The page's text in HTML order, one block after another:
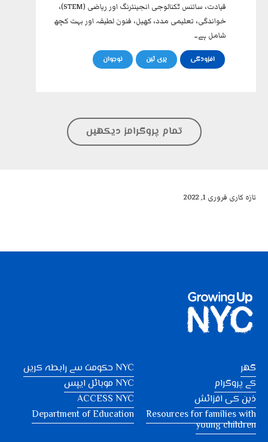
قیادت، سائنس ٹکنالوجی انجینئرنگ اور ریاضی (STEM)،
خواندگی، تعلیمی مدد، کھیل، فنون لطیفہ اور بہت کچھ
شامل ہے۔
افزودگی پری ٹین نوجوان
تمام پروگرامز دیکھیں
تازہ کاری فروری 1, 2022
گھر
کے پروگرام
ذہن کی افزائش
Resources for families with
young children
NYC حکومت سے رابطہ کریں
NYC موبائل ایپس
ACCESS NYC
Department of Education